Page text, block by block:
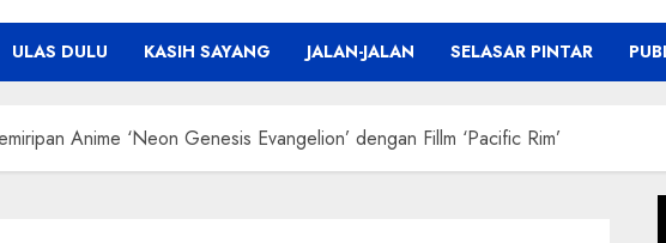
ULAS DULU KASIH SAYANG JALAN-JALAN SELASAR PINTAR
Anime ‘Neon Genesis Evangelion’ dengan Fillm ‘Pacific Rim’